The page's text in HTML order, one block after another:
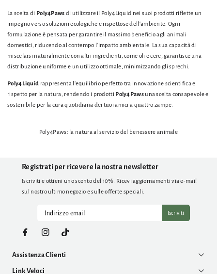
La scelta di Poly4Paws di utilizzare il Poly4Liquid nei suoi prodotti riflette un
impegno verso soluzioni ecologiche e rispettose dell'ambiente. Ogni
formulazione è pensata per garantire il massimo beneficio agli animali
domestici, riducendo al contempo l'impatto ambientale. La sua capacità di
miscelarsi naturalmente con altri ingredienti, come oli e cere, garantisce una
distribuzione uniforme e un utilizzo ottimale, minimizzando gli sprechi.
Poly4Liquid rappresenta l'equilibrio perfetto tra innovazione scientifica e
rispetto per la natura, rendendo i prodotti Poly4Pawsuna scelta consapevole e
sostenibile per la cura quotidiana dei tuoi amici a quattro zampe.
Poly4Paws: la natura al servizio del benessere animale
Registrati per ricevere la nostra newsletter
Iscriviti e ottieni uno sconto del 10%. Ricevi aggiornamenti via e-mail
sul nostro ultimo negozio e sulle offerte speciali.
Iscriviti
FacebookInstagramTikTok
Assistenza Clienti
Link Veloci